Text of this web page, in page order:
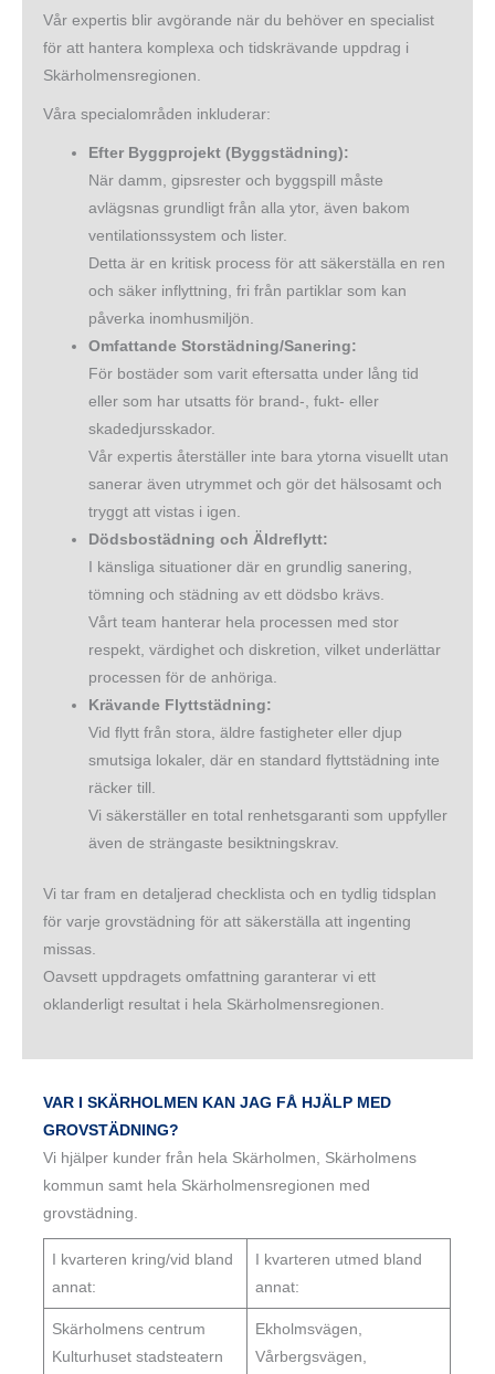
Vår expertis blir avgörande när du behöver en specialist
för att hantera komplexa och tidskrävande uppdrag i
Skärholmensregionen.
Våra specialområden inkluderar:
Efter Byggprojekt (Byggstädning):
När damm, gipsrester och byggspill måste
avlägsnas grundligt från alla ytor, även bakom
ventilationssystem och lister.
Detta är en kritisk process för att säkerställa en ren
och säker inflyttning, fri från partiklar som kan
påverka inomhusmiljön.
Omfattande Storstädning/Sanering:
För bostäder som varit eftersatta under lång tid
eller som har utsatts för brand-, fukt- eller
skadedjursskador.
Vår expertis återställer inte bara ytorna visuellt utan
sanerar även utrymmet och gör det hälsosamt och
tryggt att vistas i igen.
Dödsbostädning och Äldreflytt:
I känsliga situationer där en grundlig sanering,
tömning och städning av ett dödsbo krävs.
Vårt team hanterar hela processen med stor
respekt, värdighet och diskretion, vilket underlättar
processen för de anhöriga.
Krävande Flyttstädning:
Vid flytt från stora, äldre fastigheter eller djup
smutsiga lokaler, där en standard flyttstädning inte
räcker till.
Vi säkerställer en total renhetsgaranti som uppfyller
även de strängaste besiktningskrav.
Vi tar fram en detaljerad checklista och en tydlig tidsplan
för varje grovstädning för att säkerställa att ingenting
missas.
Oavsett uppdragets omfattning garanterar vi ett
oklanderligt resultat i hela Skärholmensregionen.
VAR I SKÄRHOLMEN KAN JAG FÅ HJÄLP MED
GROVSTÄDNING?
Vi hjälper kunder från hela Skärholmen, Skärholmens
kommun samt hela Skärholmensregionen med
grovstädning.
I kvarteren kring/vid bland
annat:
I kvarteren utmed bland
annat:
Skärholmens centrum
Kulturhuset stadsteatern
Ekholmsvägen,
Vårbergsvägen,